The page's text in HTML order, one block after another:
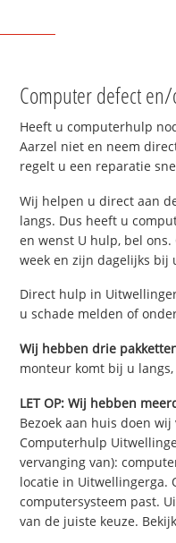
Computer defect
Heeft u computerhulp
Aarzel niet en neem
regelt u een reparatie
Wij helpen u direct aan
langs. Dus heeft u
en wenst U hulp, bel
week en zijn dagelijks
Direct hulp in
u schade melden of
Wij hebben drie
monteur komt bij u
LET OP: Wij hebben
Bezoek aan huis doen
Computerhulp
vervanging van):
locatie in Uitwellingerga.
computersysteem past.
van de juiste keuze.